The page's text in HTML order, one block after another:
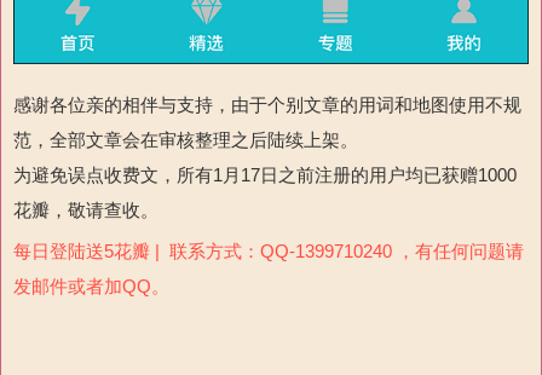
感谢各位亲的相伴与支持，由于个别文章的用词和地图使用不规
范，全部文章会在审核整理之后陆续上架。
为避免误点收费文，所有1月17日之前注册的用户均已获赠1000
花瓣，敬请查收。
每日登陆送5花瓣 | 联系方式：QQ-1399710240 ，有任何问题请
发邮件或者加QQ。